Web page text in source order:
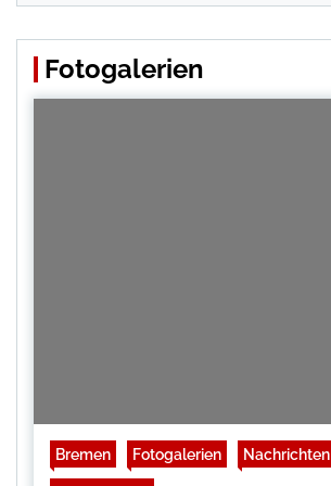
Fotogalerien
Bremen Fotogalerien Nachrichten